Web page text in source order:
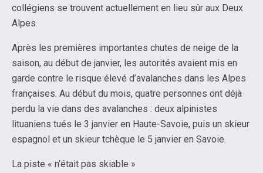
collégiens se trouvent actuellement en lieu sûr aux Deux
Alpes.
Après les premières importantes chutes de neige de la
saison, au début de janvier, les autorités avaient mis en
garde contre le risque élevé d’avalanches dans les Alpes
françaises. Au début du mois, quatre personnes ont déjà
perdu la vie dans des avalanches : deux alpinistes
lituaniens tués le 3 janvier en Haute-Savoie, puis un skieur
espagnol et un skieur tchèque le 5 janvier en Savoie.
La piste « n’était pas skiable »